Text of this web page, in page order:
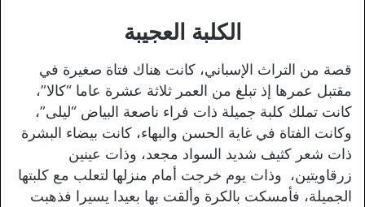
الكلبة العجيبة
قصة من التراث الإسباني، كانت هناك فتاة صغيرة في
مقتبل عمرها إذ تبلغ من العمر ثلاثة عشرة عاما “كالا”،
كانت تملك كلبة جميلة ذات فراء ناصعة البياض “ليلى”،
وكانت الفتاة في غاية الحسن والبهاء، كانت بيضاء البشرة
ذات شعر كثيف شديد السواد مجعد، وذات عينين
زرقاويتين، وذات يوم خرجت أمام منزلها لتعلب مع كلبتها
الجميلة، فأمسكت بالكرة وألقت بها بعيدا يسيرا فذهبت